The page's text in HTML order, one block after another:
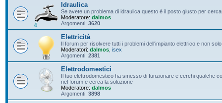
Idraulica
Se avete un problema di idraulica questo è il posto giusto per
Moderatore: dalmos
Argomenti: 3620
Elettricità
Il forum per risolvere tutti i problemi dell'impianto elettrico e non solo
Moderatori: dalmos isex
Argomenti: 2381
Elettrodomestici
Il tuo elettrodomestico ha smesso di funzionare e cerchi qualche
nel forum e cerca la soluzione
Moderatore: dalmos
Argomenti: 3898